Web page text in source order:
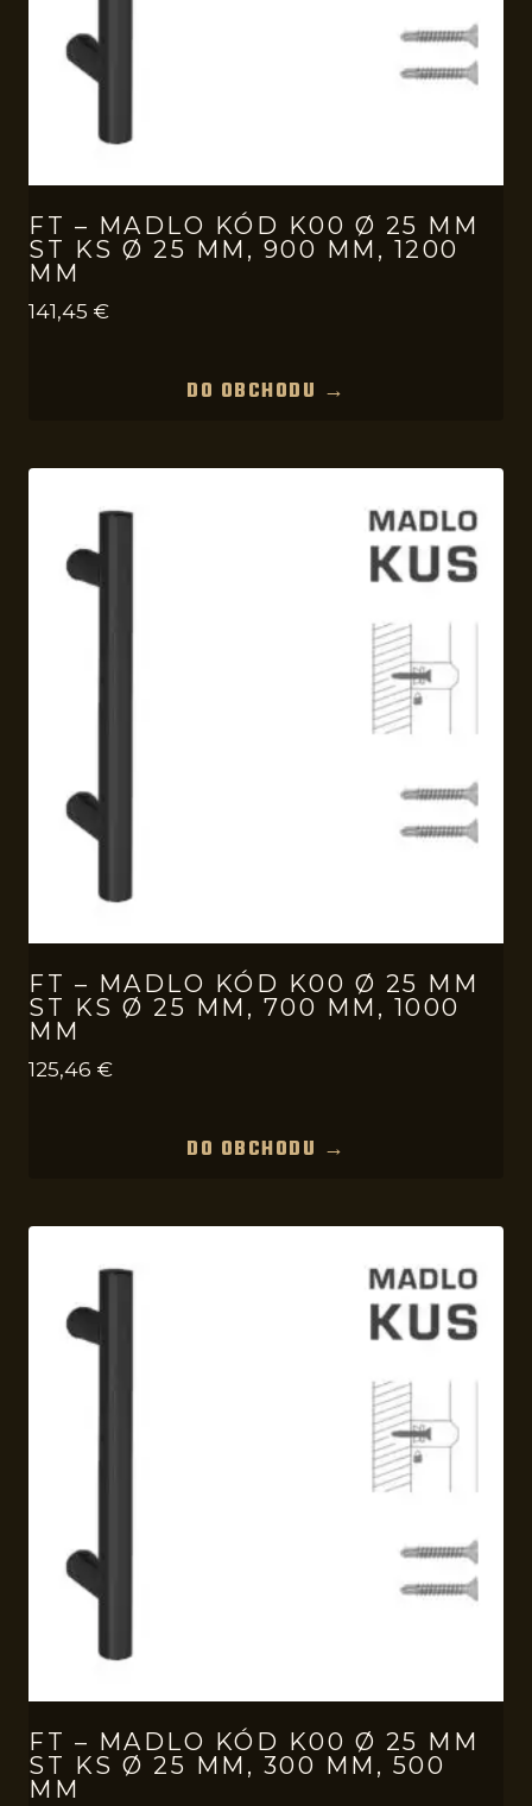
FT – MADLO KÓD K00 Ø 25 MM
ST KS Ø 25 MM, 900 MM, 1200
MM
141,45 €
DO OBCHODU →
FT – MADLO KÓD K00 Ø 25 MM
ST KS Ø 25 MM, 700 MM, 1000
MM
125,46 €
DO OBCHODU →
FT – MADLO KÓD K00 Ø 25 MM
ST KS Ø 25 MM, 300 MM, 500
MM